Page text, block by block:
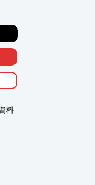
レーニングに対し
観測することがで
料